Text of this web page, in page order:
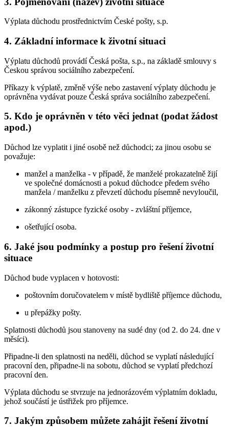
Výplata důchodu prostřednictvím České pošty, s.p.
4. Základní informace k životní situaci
Výplatu důchodů provádí Česká pošta, s.p., na základě smlouvy s
Českou správou sociálního zabezpečení.
Příkazy k výplatě, změně výše nebo zastavení výplaty důchodu je
oprávněna vydávat pouze Česká správa sociálního zabezpečení.
5. Kdo je oprávněn v této věci jednat (podat žádost
apod.)
Důchod lze vyplatit i jiné osobě než důchodci; za jinou osobu se
považuje:
manžel a manželka - v případě, že manželé prokazatelně žijí
ve společné domácnosti a pokud důchodce předem svého
manžela / manželku z převzetí důchodu písemně nevyloučil,
zákonný zástupce fyzické osoby - zvláštní příjemce,
ošetřující osoba.
6. Jaké jsou podmínky a postup pro řešení životní
situace
Důchod bude vyplacen v hotovosti:
poštovním doručovatelem v místě bydliště příjemce důchodu,
u přepážky pošty.
Splatnosti důchodů jsou stanoveny na sudé dny (od 2. do 24. dne v
měsíci).
Připadne-li den splatnosti na neděli, důchod se vyplatí následující
pracovní den, připadne-li na sobotu, důchod se vyplatí předchozí
pracovní den.
Výplata důchodu se stvrzuje na jednorázovém výplatním dokladu,
jehož součástí je ústřižek pro příjemce.
7. Jakým způsobem můžete zahájit řešení životní